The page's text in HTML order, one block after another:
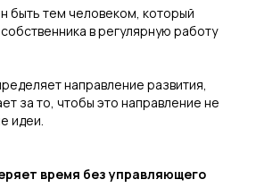
быть тем человеком, который
в регулярную работу
направление развития,
за то, чтобы это направление не
идеи.
время без управляющего